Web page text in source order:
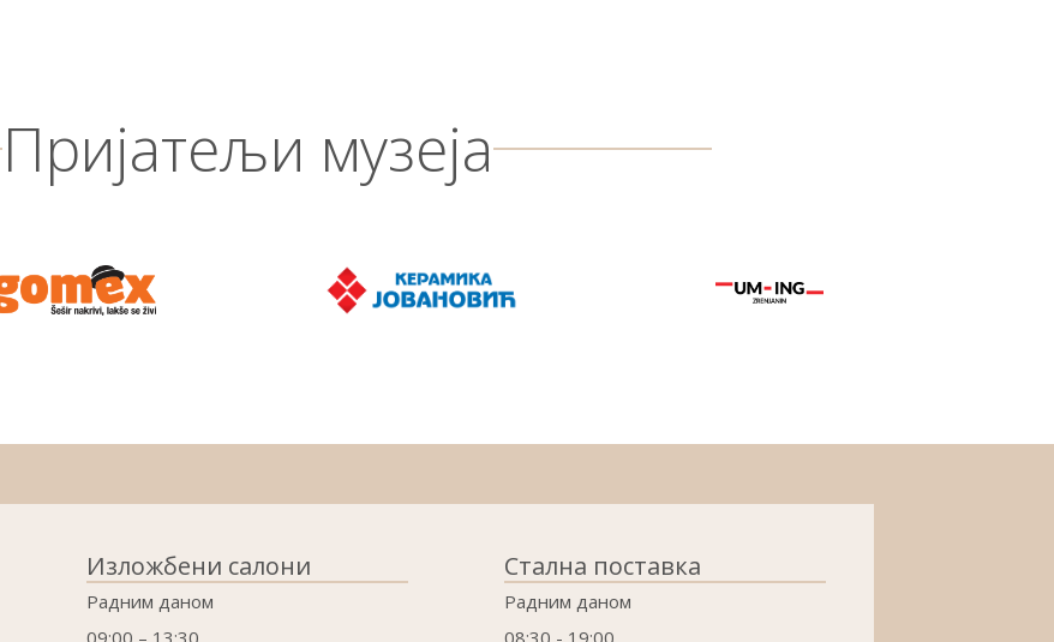
Пријатељи музеја
Изложбени салони
Радним даном
09:00 – 13:30
Стална поставка
Радним даном
08:30 - 19:00